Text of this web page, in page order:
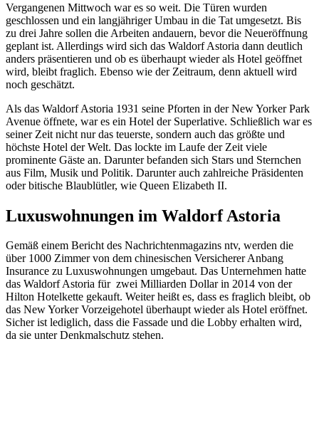
Vergangenen Mittwoch war es so weit. Die Türen wurden
geschlossen und ein langjähriger Umbau in die Tat umgesetzt. Bis
zu drei Jahre sollen die Arbeiten andauern, bevor die Neueröffnung
geplant ist. Allerdings wird sich das Waldorf Astoria dann deutlich
anders präsentieren und ob es überhaupt wieder als Hotel geöffnet
wird, bleibt fraglich. Ebenso wie der Zeitraum, denn aktuell wird
noch geschätzt.
Als das Waldorf Astoria 1931 seine Pforten in der New Yorker Park
Avenue öffnete, war es ein Hotel der Superlative. Schließlich war es
seiner Zeit nicht nur das teuerste, sondern auch das größte und
höchste Hotel der Welt. Das lockte im Laufe der Zeit viele
prominente Gäste an. Darunter befanden sich Stars und Sternchen
aus Film, Musik und Politik. Darunter auch zahlreiche Präsidenten
oder bitische Blaublütler, wie Queen Elizabeth II.
Luxuswohnungen im Waldorf Astoria
Gemäß einem Bericht des Nachrichtenmagazins ntv, werden die
über 1000 Zimmer von dem chinesischen Versicherer Anbang
Insurance zu Luxuswohnungen umgebaut. Das Unternehmen hatte
das Waldorf Astoria für zwei Milliarden Dollar in 2014 von der
Hilton Hotelkette gekauft. Weiter heißt es, dass es fraglich bleibt, ob
das New Yorker Vorzeigehotel überhaupt wieder als Hotel eröffnet.
Sicher ist lediglich, dass die Fassade und die Lobby erhalten wird,
da sie unter Denkmalschutz stehen.